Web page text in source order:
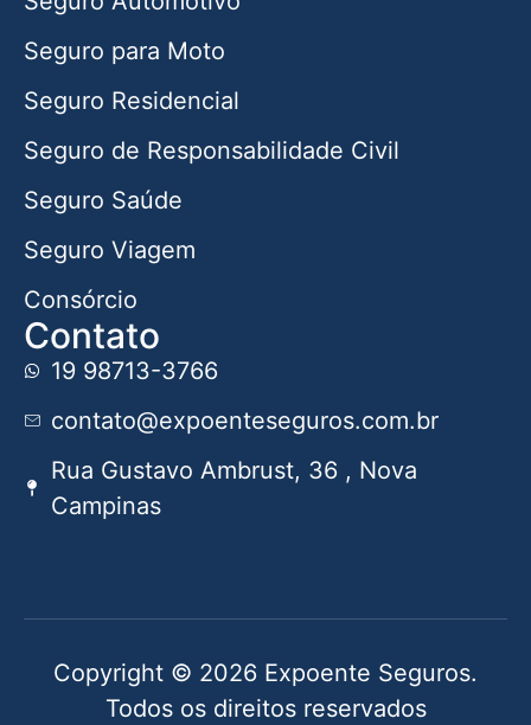
Seguro para Moto
Seguro Residencial
Seguro de Responsabilidade Civil
Seguro Saúde
Seguro Viagem
Consórcio
Contato
19 98713-3766
contato@expoenteseguros.com.br
Rua Gustavo Ambrust, 36 , Nova
Campinas
Copyright © 2026 Expoente Seguros.
Todos os direitos reservados